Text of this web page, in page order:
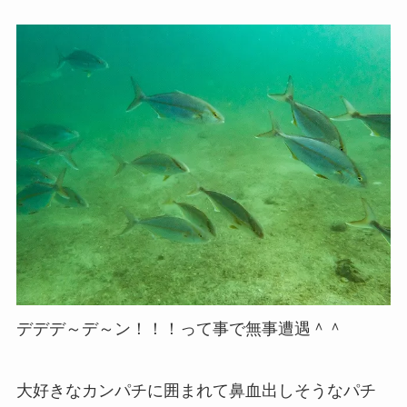
デデデ～デ～ン！！！って事で無事遭遇＾＾
大好きなカンパチに囲まれて鼻血出しそうなパチ